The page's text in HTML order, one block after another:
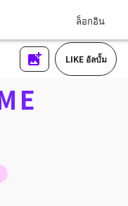
ล็อกอิน
LIKE อัลบั้ม